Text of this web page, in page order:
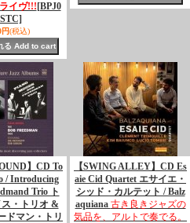
イヴ!!! [BPJ0
円(税込)
】CD To
/ Introducing
Trio ト
・トリオ &
ドマン・トリ
【SWING ALLEY】CD Es
aie Cid Quartet エサイエ・
シッド・カルテット / Balz
aquiana 古き良きジャズの
気品を、アルトで奏でる。